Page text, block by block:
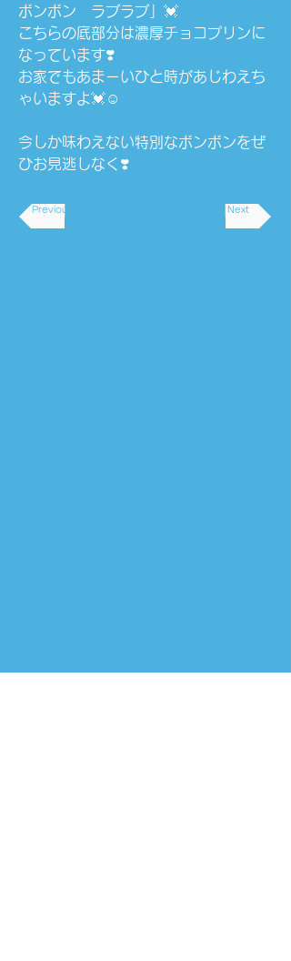
ボンボン　ラブラブ」💓
こちらの底部分は濃厚チョコプリンに
なっています❣️
お家でもあまーいひと時があじわえち
ゃいますよ💓☺️
今しか味わえない特別なボンボンをぜ
ひお見逃しなく❣️
Previous Next